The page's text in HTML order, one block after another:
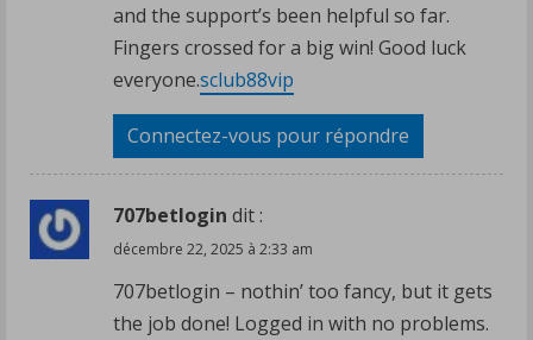
and the support’s been helpful so far.
Fingers crossed for a big win! Good luck
everyone.sclub88vip
Connectez-vous pour répondre
707betlogin dit :
décembre 22, 2025 à 2:33 am
707betlogin – nothin’ too fancy, but it gets
the job done! Logged in with no problems.